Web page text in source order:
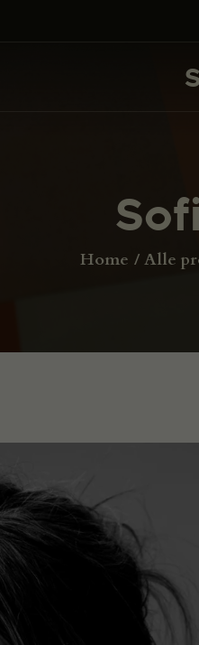
Home Alle
PROJEKTER
OM SVFK
ENGLISH